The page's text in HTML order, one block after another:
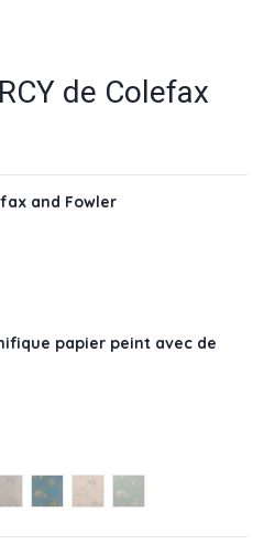
de Colefax
and Fowler
papier peint avec de
07
- réf : 07957/08
Grey - réf : 07957/09
OldBlue - réf : 07957/10
PalePink - réf : 07957/11
SeaBlue - réf :